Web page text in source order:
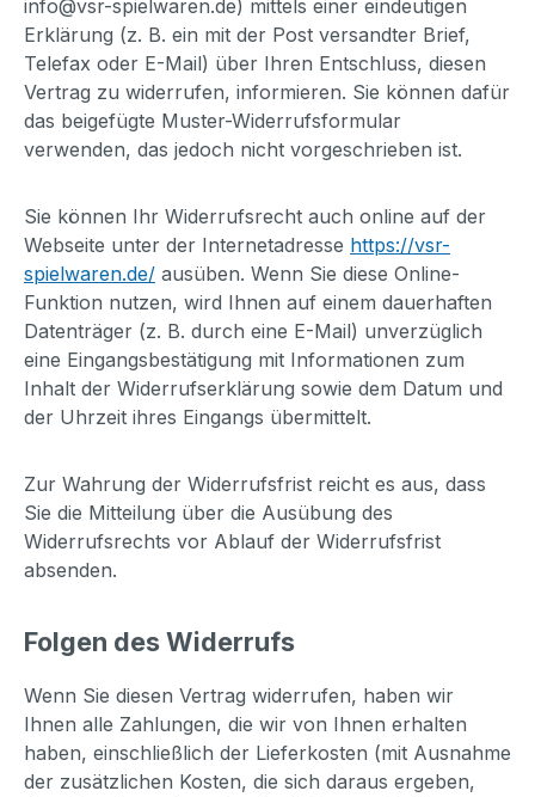
info@vsr-spielwaren.de) mittels einer eindeutigen
Erklärung (z. B. ein mit der Post versandter Brief,
Telefax oder E-Mail) über Ihren Entschluss, diesen
Vertrag zu widerrufen, informieren. Sie können dafür
das beigefügte Muster-Widerrufsformular
verwenden, das jedoch nicht vorgeschrieben ist.
Sie können Ihr Widerrufsrecht auch online auf der
Webseite unter der Internetadresse https://vsr-
spielwaren.de/ ausüben. Wenn Sie diese Online-
Funktion nutzen, wird Ihnen auf einem dauerhaften
Datenträger (z. B. durch eine E-Mail) unverzüglich
eine Eingangsbestätigung mit Informationen zum
Inhalt der Widerrufserklärung sowie dem Datum und
der Uhrzeit ihres Eingangs übermittelt.
Zur Wahrung der Widerrufsfrist reicht es aus, dass
Sie die Mitteilung über die Ausübung des
Widerrufsrechts vor Ablauf der Widerrufsfrist
absenden.
Folgen des Widerrufs
Wenn Sie diesen Vertrag widerrufen, haben wir
Ihnen alle Zahlungen, die wir von Ihnen erhalten
haben, einschließlich der Lieferkosten (mit Ausnahme
der zusätzlichen Kosten, die sich daraus ergeben,